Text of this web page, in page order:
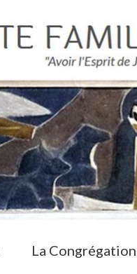
La Congrégation